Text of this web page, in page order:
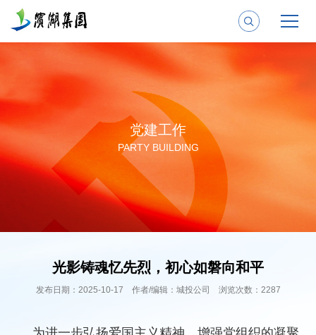
党建工作
PARTY BUILDING
光影铸魂忆先烈，初心如磐向和平
发布日期：2025-10-17 作者/编辑：城投公司 浏览次数：2287
为进一步弘扬爱国主义精神，增强党组织的凝聚